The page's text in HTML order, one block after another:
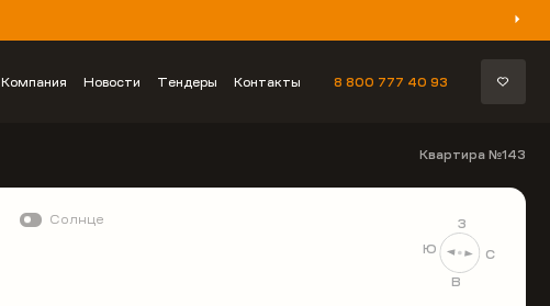
Компания Новости Тендеры Контакты 8 800 777 40 93
Квартира №143
С
В
Ю
З
Солнце